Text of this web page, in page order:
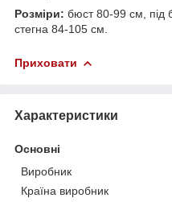
Розміри: бюст 80-99 см, під
стегна 84-105 см.
Приховати
Характеристики
Основні
Виробник
Країна виробник